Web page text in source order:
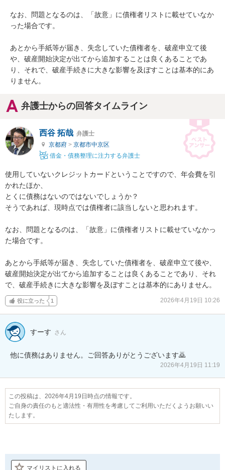
なお、問題となるのは、「故意」に債権者リストに載せていなか
った場合です。
あとから手紙等が届き、失念していた債権者を、破産申立て後
や、破産開始決定が出てから追加することは良くあることであ
り、それで、破産手続きに大きな影響を及ぼすことは基本的にあ
りません。
弁護士からの回答タイムライン
西谷 拓哉 弁護士
京都府 > 京都市中京区
借金・債務整理に注力する弁護士
使用していないクレジットカードということですので、年会費を引
かれたほか、
とくに債務はないのではないでしょうか？
そうであれば、現時点では債権者に該当しないと思われます。
なお、問題となるのは、「故意」に債権者リストに載せていなかっ
た場合です。
あとから手紙等が届き、失念していた債権者を、破産申立て後や、
破産開始決定が出てから追加することは良くあることであり、それ
で、破産手続きに大きな影響を及ぼすことは基本的にありません。
役に立った 1 2026年4月19日 10:26
すーす さん
他に債務はありません。ご回答ありがとうございます🙇
2026年4月19日 11:19
この投稿は、2026年4月19日時点の情報です。
ご自身の責任のもと適法性・有用性を考慮してご利用いただくようお願いい
たします。
マイリストに入れる